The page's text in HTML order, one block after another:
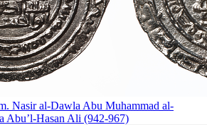
Nasir al-Dawla Abu Muhammad al-
Abu’l-Hasan Ali (942-967)